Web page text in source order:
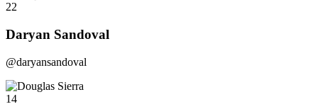
22
Daryan Sandoval
@daryansandoval
14